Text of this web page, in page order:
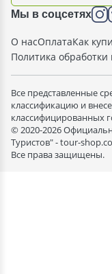
Мы в соцсетях
О насОплатаКак
Политика
Все представленные
классификацию и
классифицированных
© 2020-2026
Туристов" - tour-
Все права защищены.